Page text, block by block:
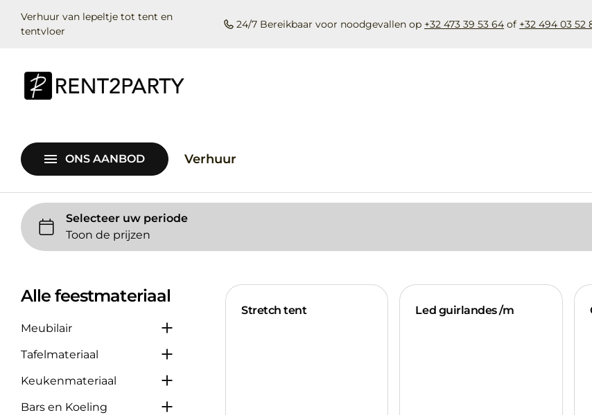
Verhuur van lepeltje tot tent en
tentvloer
24/7 Bereikbaar voor noodgevallen op +32 473 39 53 64 of +32 494 03 52
Rent2Party Nieuw Verhuur
ONS AANBOD
Sanitair
Voorziening
Alle feestmateriaal
Meubilair
Stoelen
Tafels
Barstoelen
Tafelmateriaal
Porselein
Keukenmateriaal
Bars en Koeling
Stretchtent
Stretch tent Led guirlandes /m